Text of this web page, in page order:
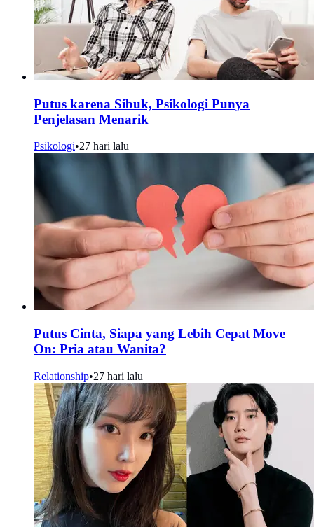
Putus karena Sibuk, Psikologi Punya
Penjelasan Menarik
Psikologi•27 hari lalu
Putus Cinta, Siapa yang Lebih Cepat Move
On: Pria atau Wanita?
Relationship•27 hari lalu